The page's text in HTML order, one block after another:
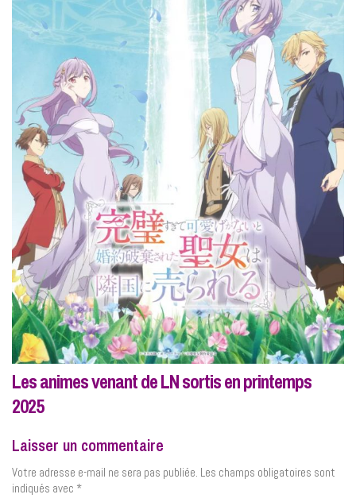
Les animes venant de LN sortis en printemps
2025
Laisser un commentaire
Votre adresse e-mail ne sera pas publiée. Les champs obligatoires sont
indiqués avec *